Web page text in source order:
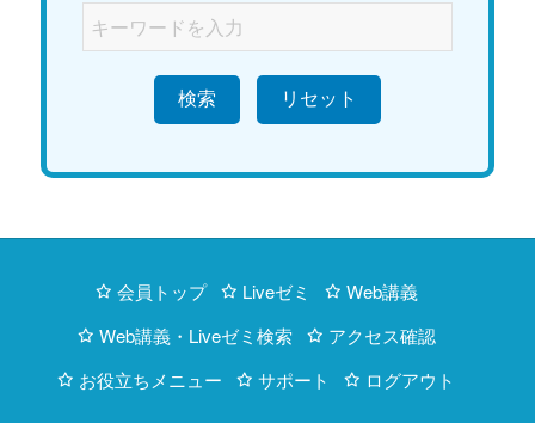
検索
会員トップ Liveゼミ
Web講義
Web講義・Liveゼミ検索
アクセス確認
お役立ちメニュー
サポート ログアウト